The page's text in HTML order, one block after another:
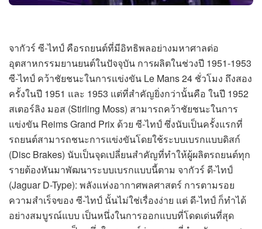
จากัวร์ ซี-ไทป์ คือรถยนต์ที่มีอิทธิพลอย่างมหาศาลต่อ
อุตสาหกรรมยานยนต์ในปัจจุบัน การผลิตในช่วงปี 1951-1953
ซี-ไทป์ คว้าชัยชนะในการแข่งขัน Le Mans 24 ชั่วโมง ถึงสอง
ครั้งในปี 1951 และ 1953 แต่ที่สำคัญยิ่งกว่านั้นคือ ในปี 1952
สเตอร์ลิง มอส (Stirling Moss) สามารถคว้าชัยชนะในการ
แข่งขัน Reims Grand Prix ด้วย ซี-ไทป์ ซึ่งนับเป็นครั้งแรกที่
รถยนต์สามารถชนะการแข่งขันโดยใช้ระบบเบรกแบบดิสก์
(Disc Brakes) นับเป็นจุดเปลี่ยนสำคัญที่ทำให้ผู้ผลิตรถยนต์ทุก
รายต้องหันมาพัฒนาระบบเบรกแบบนี้ตาม จากัวร์ ดี-ไทป์
(Jaguar D-Type): พลังแห่งอากาศพลศาสตร์ การตามรอย
ความสำเร็จของ ซี-ไทป์ นั้นไม่ใช่เรื่องง่าย แต่ ดี-ไทป์ ก็ทำได้
อย่างสมบูรณ์แบบ เป็นหนึ่งในการออกแบบที่โดดเด่นที่สุด